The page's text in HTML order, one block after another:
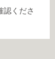
認くださ